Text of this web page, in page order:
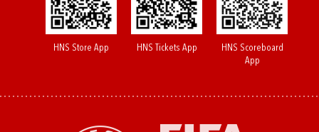
HNS Store App HNS Tickets App
HNS Scoreboard
App